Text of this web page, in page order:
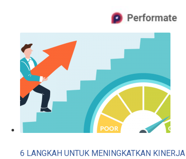
content
6 LANGKAH UNTUK MENINGKATKAN KINERJA